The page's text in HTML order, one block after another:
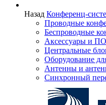
Назад Конференц-
Проводные
Беспроводные
Аксессуары и ПО
Центральные
Оборудование
Антенны и
Синхронный